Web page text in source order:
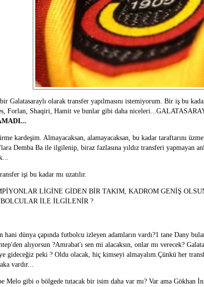
Galatasaraylı olarak transfer yapılmasını istemiyorum. Bir iş bu
Forlan, Shaqiri, Hamit ve bunlar gibi daha
kardeşim. Almayacaksan, alamayacaksan, bu kadar taraftarını
Demba Ba ile ilgilenip, biraz fazlasına yıldız transferi yapmayan
işi bu kadar mı uzatılır.
LİGİNE GİDEN BİR TAKIM, KADROM GENİŞ
İLE İLGİLENİR ?
hani dünya çapında futbolcu izleyen adamların vardı?1 tane Dany
alıyorsun ?Amrabat'ı sen mi alacaksın, onlar mı verecek?
gideceğiz peki ? Oldu olacak, hiç kimseyi almayalım.Çünkü her
vardır...
Melo gibi o bölgede tutacak bir isim daha var mı? Var ama Gökhan